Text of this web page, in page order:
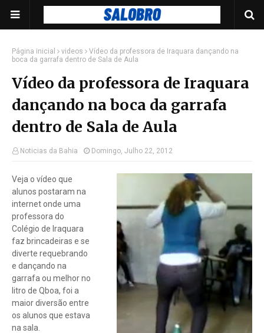
Página inicial videos
Vídeo da professora de Iraquara dançando na
boca da garrafa dentro de Sala de Aula
Vídeo da professora de Iraquara
dançando na boca da garrafa
dentro de Sala de Aula
Noticias da Bahia Domingo, Julho 22, 2012
Veja o vídeo que
alunos postaram na
internet onde uma
professora do
Colégio de Iraquara
faz brincadeiras e se
diverte requebrando
e dançando na
garrafa ou melhor no
litro de Qboa, foi a
maior diversão entre
os alunos que estava
na sala.